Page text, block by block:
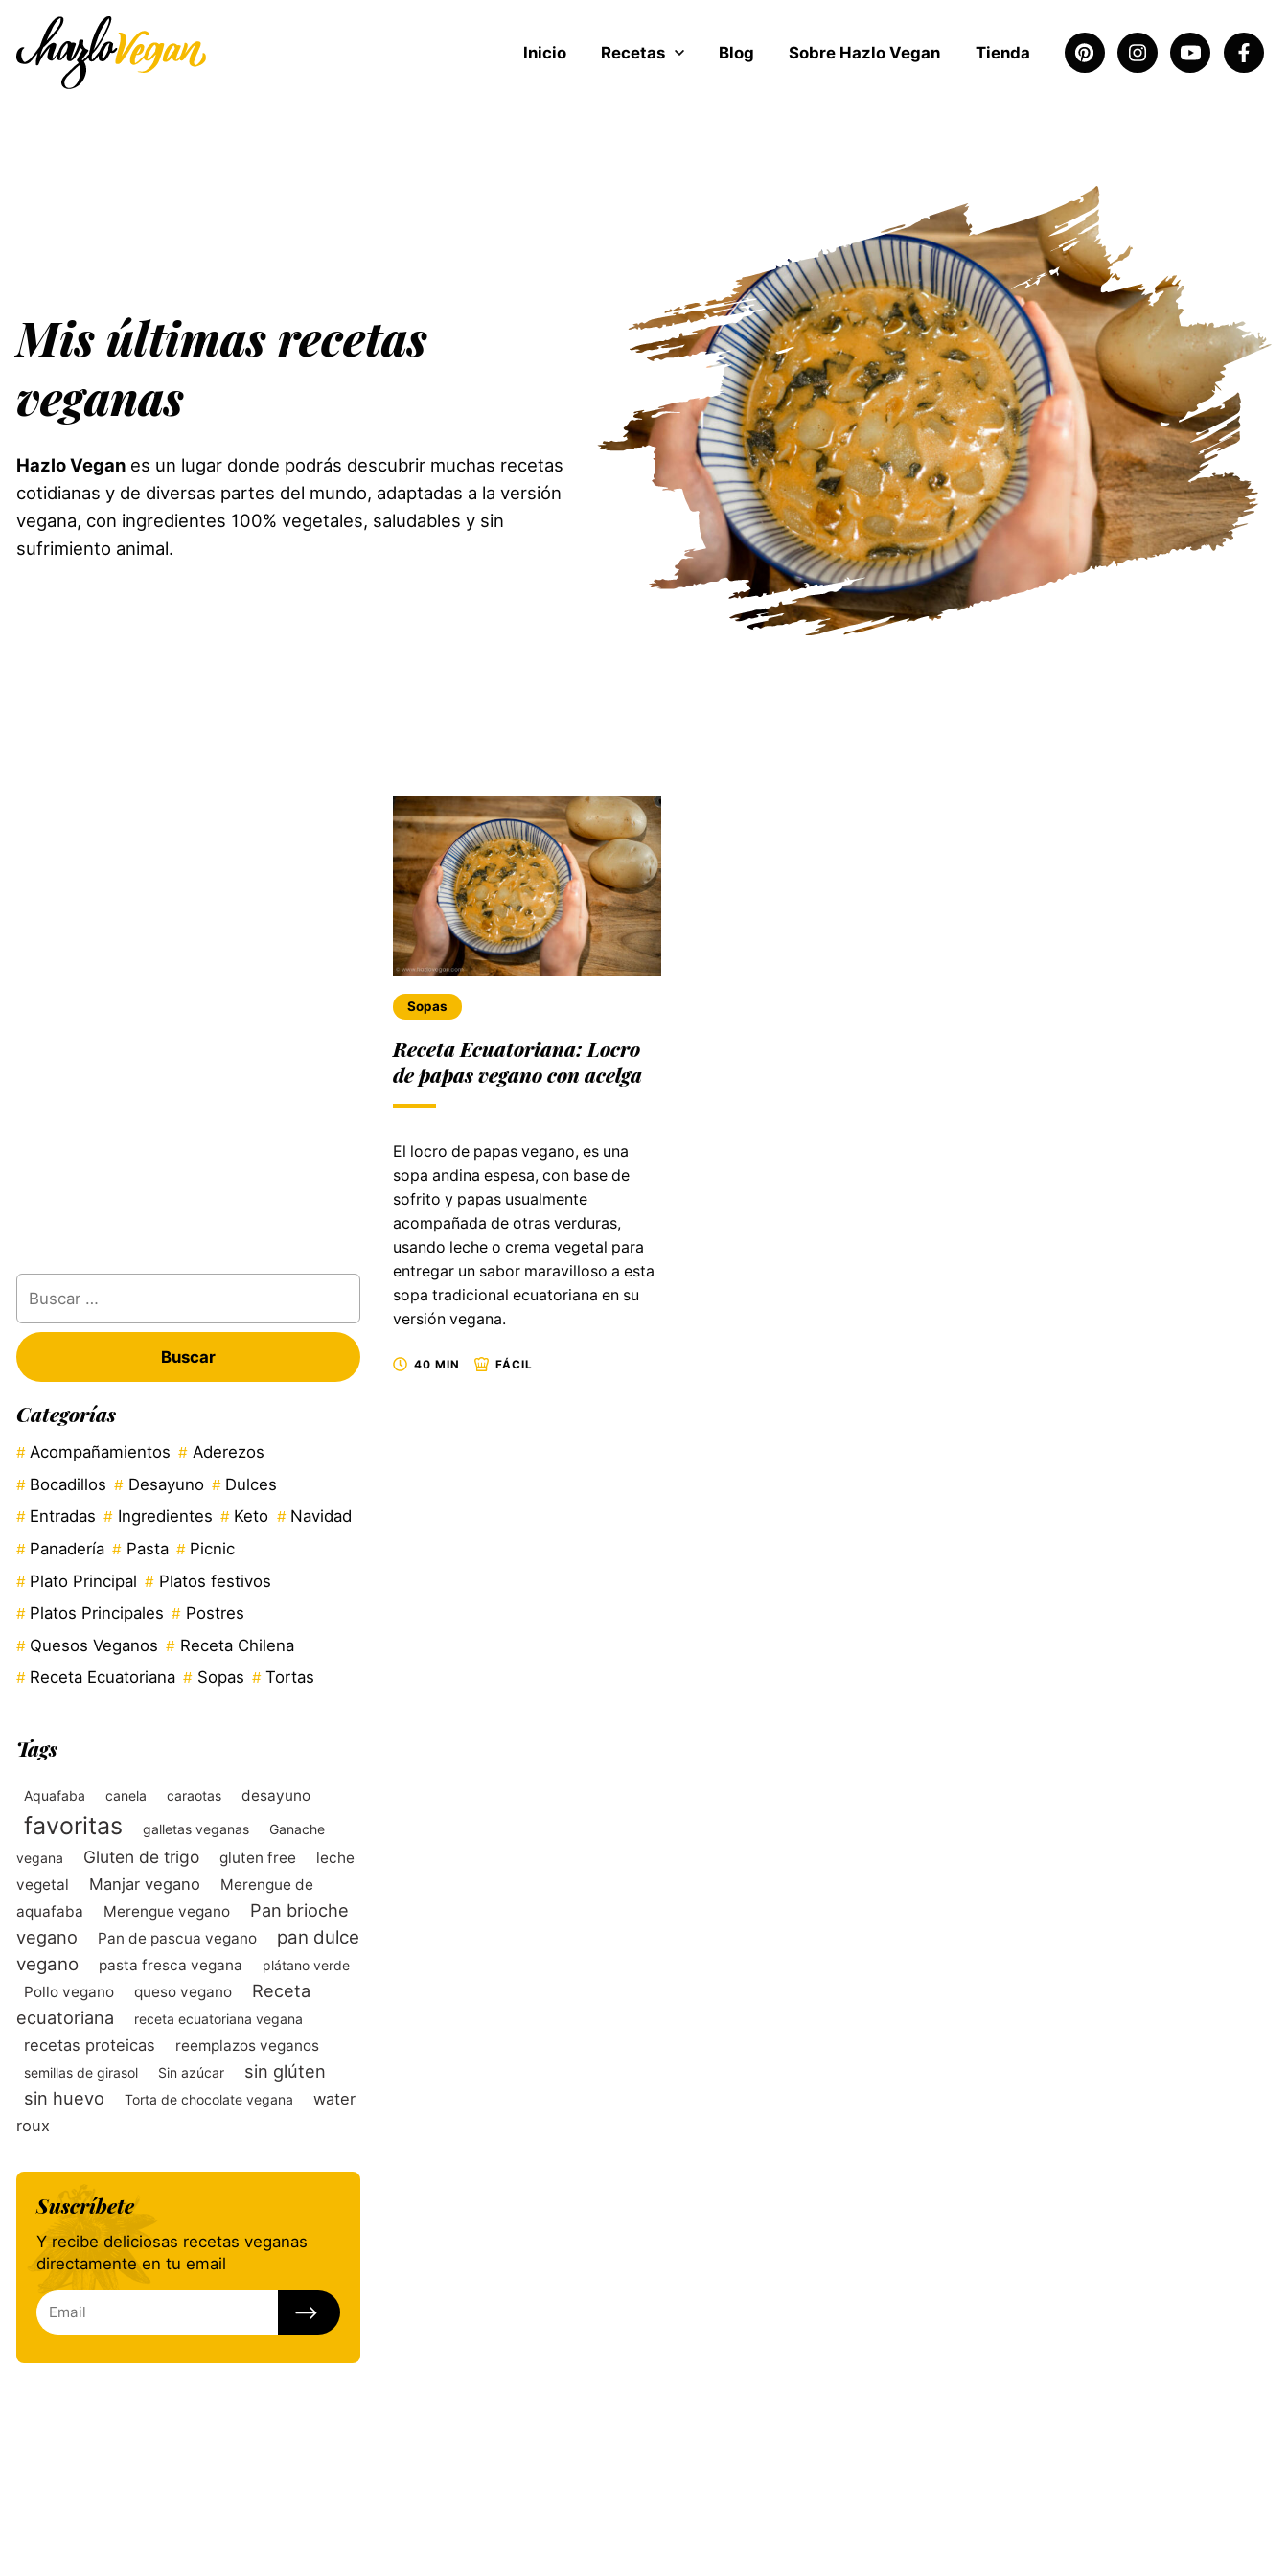
Inicio Recetas Blog Sobre Hazlo Vegan Tienda
Mis últimas recetas
veganas
Hazlo Veganes un lugar donde podrás descubrir muchas recetas
cotidianas y de diversas partes del mundo, adaptadas a la versión
vegana, con ingredientes 100% vegetales, saludables y sin
sufrimiento animal.
Categorías
Acompañamientos
Aderezos
Bocadillos
Desayuno
Dulces
Entradas
Ingredientes Keto
Navidad
Panadería
Pasta
Picnic
Plato Principal
Platos festivos
Platos Principales
Postres
Quesos Veganos
Receta Chilena
Receta Ecuatoriana
Sopas Tortas
Tags
Aquafaba canela caraotas desayuno
favoritas galletas veganas
Ganache
vegana
Gluten de trigo gluten free
leche
vegetal
Manjar vegano
Merengue de
aquafaba
Merengue vegano
Pan brioche
vegano
Pan de pascua vegano
pan dulce
vegano
pasta fresca vegana plátano verde
Pollo vegano queso vegano
Receta
ecuatoriana
receta ecuatoriana vegana
recetas proteicas reemplazos veganos
semillas de girasol Sin azúcar
sin glúten
sin huevo
Torta de chocolate vegana
water
roux
Suscríbete
Y recibe deliciosas recetas veganas
directamente en tu email
Sopas
Receta Ecuatoriana: Locro
de papas vegano con acelga
El locro de papas vegano, es una
sopa andina espesa, con base de
sofrito y papas usualmente
acompañada de otras verduras,
usando leche o crema vegetal para
entregar un sabor maravilloso a esta
sopa tradicional ecuatoriana en su
versión vegana.
40 MIN FÁCIL